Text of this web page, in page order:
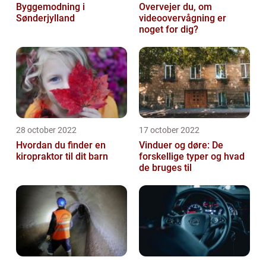
Byggemodning i
Sønderjylland
Overvejer du, om
videoovervågning er
noget for dig?
28 october 2022
Hvordan du finder en
kiropraktor til dit barn
17 october 2022
Vinduer og døre: De
forskellige typer og hvad
de bruges til